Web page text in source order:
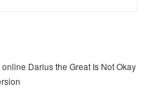
Darius the Great Is Not Okay